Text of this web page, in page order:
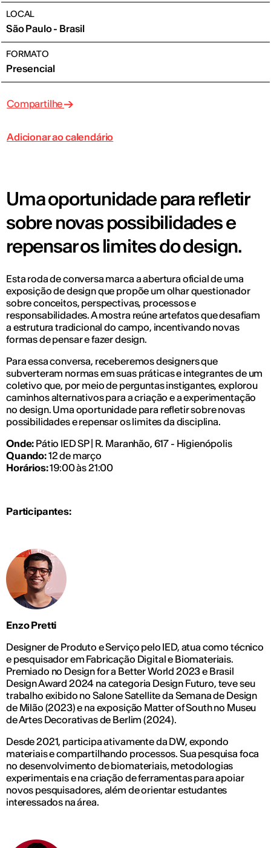
LOCAL
São Paulo - Brasil
FORMATO
Presencial
Compartilhe
Adicionar ao calendário
Uma oportunidade para refletir
sobre novas possibilidades e
repensar os limites do design.
Esta roda de conversa marca a abertura oficial de uma
exposição de design que propõe um olhar questionador
sobre conceitos, perspectivas, processos e
responsabilidades. A mostra reúne artefatos que desafiam
a estrutura tradicional do campo, incentivando novas
formas de pensar e fazer design.
Para essa conversa, receberemos designers que
subverteram normas em suas práticas e integrantes de um
coletivo que, por meio de perguntas instigantes, explorou
caminhos alternativos para a criação e a experimentação
no design. Uma oportunidade para refletir sobre novas
possibilidades e repensar os limites da disciplina.
Onde: Pátio IED SP | R. Maranhão, 617 - Higienópolis
Quando:12 de março
Horários:19:00 às 21:00
Participantes:
Enzo Pretti
Designer de Produto e Serviço pelo IED, atua como técnico
e pesquisador em Fabricação Digital e Biomateriais.
Premiado no Design for a Better World 2023 e Brasil
Design Award 2024 na categoria Design Futuro, teve seu
trabalho exibido no Salone Satellite da Semana de Design
de Milão (2023) e na exposição Matter of South no Museu
de Artes Decorativas de Berlim (2024).
Desde 2021, participa ativamente da DW, expondo
materiais e compartilhando processos. Sua pesquisa foca
no desenvolvimento de biomateriais, metodologias
experimentais e na criação de ferramentas para apoiar
novos pesquisadores, além de orientar estudantes
interessados na área.